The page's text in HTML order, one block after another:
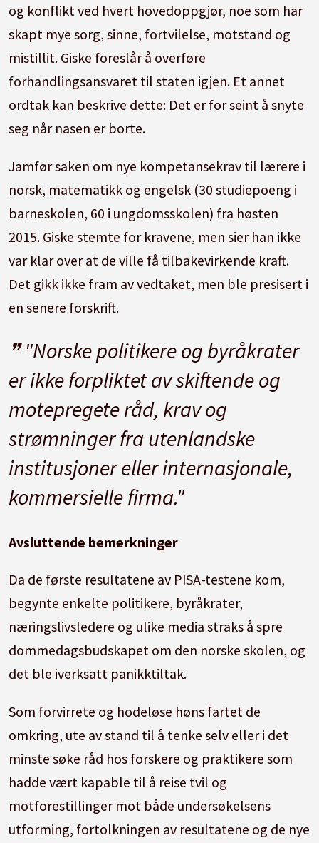
og konflikt ved hvert hovedoppgjør, noe som har
skapt mye sorg, sinne, fortvilelse, motstand og
mistillit. Giske foreslår å overføre
forhandlingsansvaret til staten igjen. Et annet
ordtak kan beskrive dette: Det er for seint å snyte
seg når nasen er borte.
Jamfør saken om nye kompetansekrav til lærere i
norsk, matematikk og engelsk (30 studiepoeng i
barneskolen, 60 i ungdomsskolen) fra høsten
2015. Giske stemte for kravene, men sier han ikke
var klar over at de ville få tilbakevirkende kraft.
Det gikk ikke fram av vedtaket, men ble presisert i
en senere forskrift.
"Norske politikere og byråkrater
er ikke forpliktet av skiftende og
motepregete råd, krav og
strømninger fra utenlandske
institusjoner eller internasjonale,
kommersielle firma."
Avsluttende bemerkninger
Da de første resultatene av PISA-testene kom,
begynte enkelte politikere, byråkrater,
næringslivsledere og ulike media straks å spre
dommedagsbudskapet om den norske skolen, og
det ble iverksatt panikktiltak.
Som forvirrete og hodeløse høns fartet de
omkring, ute av stand til å tenke selv eller i det
minste søke råd hos forskere og praktikere som
hadde vært kapable til å reise tvil og
motforestillinger mot både undersøkelsens
utforming, fortolkningen av resultatene og de nye